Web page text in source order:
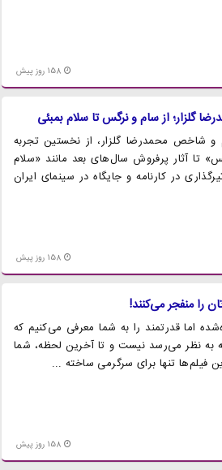
158 روز پیش
10 فیلم مهم و شاخص محمدرضا گلزار، از نخستین تجربه
تا آثار پرفروش سال‌های بعد مانند «سلام
در کارنامه و جایگاه در سینمای ایران
158 روز پیش
دیده‌شده اما قدرتمند را به شما معرفی می‌کنیم که
به نظر می‌رسد نیست و تا آخرین لحظه، شما
فیلم‌ها تنها برای سرگرمی ساخته ...
158 روز پیش